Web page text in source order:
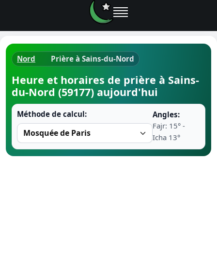
Horaires
Ramadan
Nord Prière à Sains-du-Nord
Heure et horaires de prière à Sains-
du-Nord (59177) aujourd'hui
Méthode de calcul:
Angles:
Fajr: 15° -
Icha 13°